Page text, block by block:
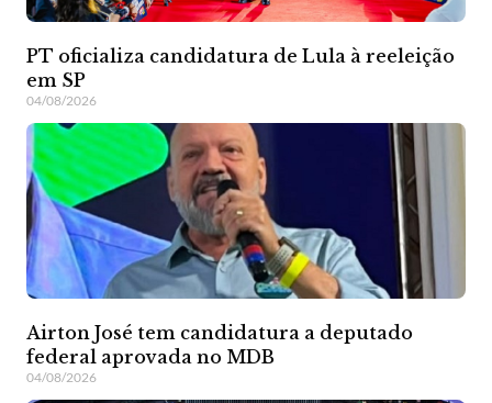
PT oficializa candidatura de Lula à reeleição
em SP
04/08/2026
Airton José tem candidatura a deputado
federal aprovada no MDB
04/08/2026